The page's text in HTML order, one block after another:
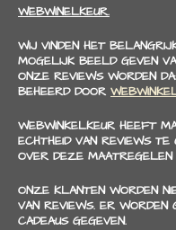
WEBWINELKEUR.
WIJ VINDEN HET
MOGELIJK BEELD GEVEN
ONZE REVIEWS WORDEN
BEHEERD DOOR
WEBWINKELKEUR HEEFT
ECHTHEID VAN REVIEWS TE
OVER DEZE MAATREGELEN
ONZE KLANTEN WORDEN
VAN REVIEWS. ER WORDEN
CADEAUS GEGEVEN.